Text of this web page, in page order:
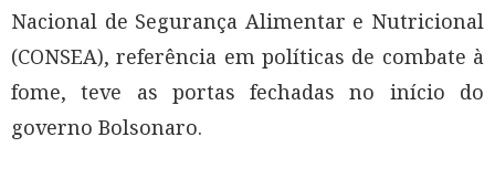
Nacional de Segurança Alimentar e Nutricional
(CONSEA), referência em políticas de combate à
fome, teve as portas fechadas no início do
governo Bolsonaro.